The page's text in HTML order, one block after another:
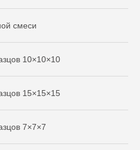
смеси
10×10×10
15×15×15
7×7×7